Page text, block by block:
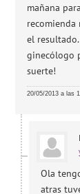
mañana
el
ginecólogo
suerte!
20/05/2013 a las
Ola
atras